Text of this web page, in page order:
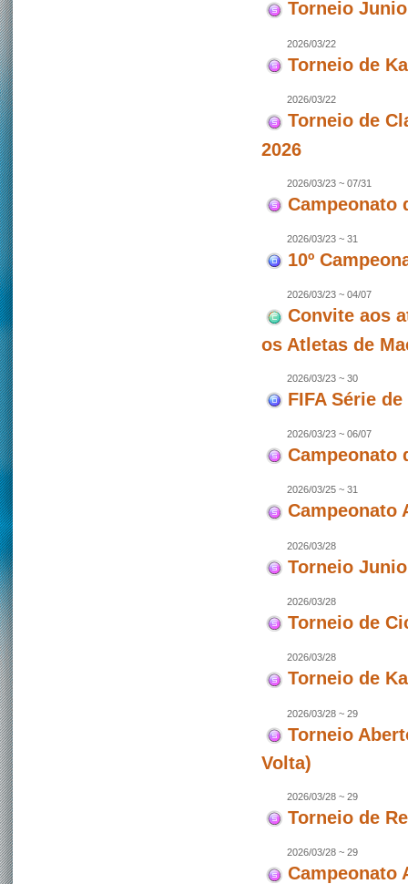
Torneio
2026/03/22
Torneio de
2026/03/22
Torneio de
2026
2026/03/23 ~ 07/31
Campeonato
2026/03/23 ~ 31
10º
2026/03/23 ~ 04/07
Convite aos
os Atletas de
2026/03/23 ~ 30
FIFA Série
2026/03/23 ~ 06/07
Campeonato
2026/03/25 ~ 31
Campeonato
2026/03/28
Torneio
2026/03/28
Torneio de
2026/03/28
Torneio de
2026/03/28 ~ 29
Torneio
Volta)
2026/03/28 ~ 29
Torneio de
2026/03/28 ~ 29
Campeonato